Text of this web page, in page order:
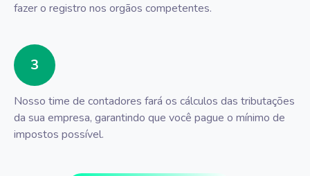
fazer o registro nos orgãos competentes.
3
Nosso time de contadores fará os cálculos das tributações
da sua empresa, garantindo que você pague o mínimo de
impostos possível.